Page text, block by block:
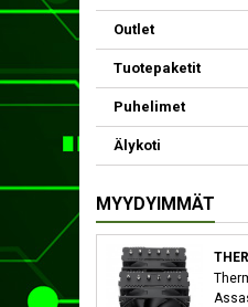
Outlet
Tuotepaketit
Puhelimet
Älykoti
MYYDYIMMÄT